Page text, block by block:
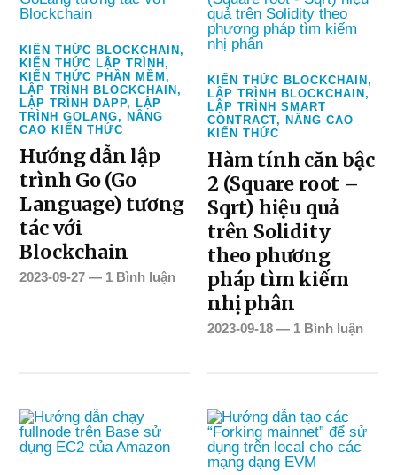
KIẾN THỨC BLOCKCHAIN,
KIẾN THỨC LẬP TRÌNH,
KIẾN THỨC PHẦN MỀM,
LẬP TRÌNH BLOCKCHAIN,
LẬP TRÌNH DAPP,LẬP
TRÌNH GOLANG,NÂNG
CAO KIẾN THỨC
Hướng dẫn lập
trình Go (Go
Language) tương
tác với
Blockchain
2023-09-27 — 1 Bình luận
KIẾN THỨC BLOCKCHAIN,
LẬP TRÌNH BLOCKCHAIN,
LẬP TRÌNH SMART
CONTRACT,NÂNG CAO
KIẾN THỨC
Hàm tính căn bậc
2 (Square root –
Sqrt) hiệu quả
trên Solidity
theo phương
pháp tìm kiếm
nhị phân
2023-09-18 — 1 Bình luận